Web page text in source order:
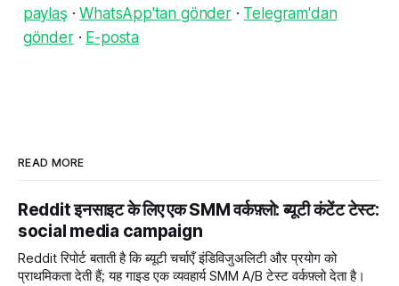
paylaş ·WhatsApp'tan gönder· Telegram'dan
gönder· E-posta
READ MORE
Reddit इनसाइट के लिए एक SMM वर्कफ़्लो: ब्यूटी कंटेंट टेस्ट:
social media campaign
Reddit रिपोर्ट बताती है कि ब्यूटी चर्चाएँ इंडिविजुअलिटी और प्रयोग को
प्राथमिकता देती हैं; यह गाइड एक व्यवहार्य SMM A/B टेस्ट वर्कफ़्लो देता है।